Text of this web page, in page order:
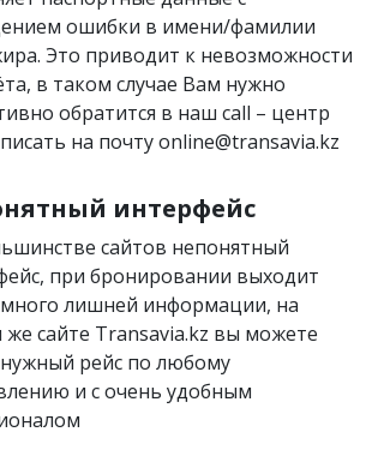
ошибки в имени/фамилии
Это приводит к невозможности
в таком случае Вам нужно
обратится в наш call – центр
на почту online@transavia.kz
интерфейс
сайтов непонятный
при бронировании выходит
лишней информации, на
сайте Transavia.kz вы можете
рейс по любому
и с очень удобным